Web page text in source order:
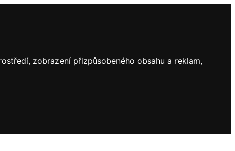
zobrazení přizpůsobeného obsahu a reklam,